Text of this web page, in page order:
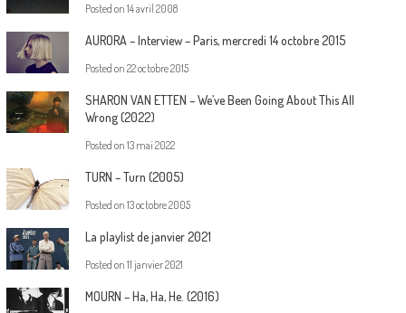
Posted on 14 avril 2008
AURORA – Interview – Paris, mercredi 14 octobre 2015
Posted on 22 octobre 2015
SHARON VAN ETTEN – We’ve Been Going About This All
Wrong (2022)
Posted on 13 mai 2022
TURN – Turn (2005)
Posted on 13 octobre 2005
La playlist de janvier 2021
Posted on 11 janvier 2021
MOURN – Ha, Ha, He. (2016)